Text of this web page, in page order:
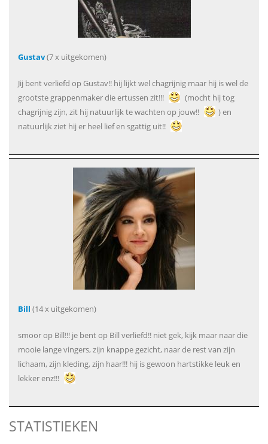
Gustav(7 x uitgekomen)
Jij bent verliefd op Gustav!! hij lijkt wel chagrijnig maar hij is wel de
grootste grappenmaker die ertussen zit!!!
(mocht hij tog
chagrijnig zijn, zit hij natuurlijk te wachten op jouw!!
) en
natuurlijk ziet hij er heel lief en sgattig uit!!
Bill (14 x uitgekomen)
smoor op Bill!!! je bent op Bill verliefd!! niet gek, kijk maar naar die
mooie lange vingers, zijn knappe gezicht, naar de rest van zijn
lichaam, zijn kleding, zijn haar!!! hij is gewoon hartstikke leuk en
lekker enz!!!
STATISTIEKEN